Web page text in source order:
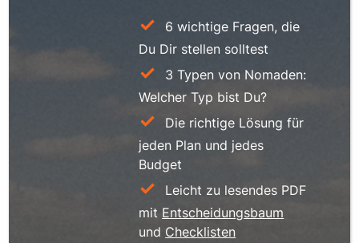
6 wichtige Fragen, die
Du Dir stellen solltest
3 Typen von Nomaden:
Welcher Typ bist Du?
Die richtige Lösung für
jeden Plan und jedes
Budget
Leicht zu lesendes PDF
mit Entscheidungsbaum
und Checklisten